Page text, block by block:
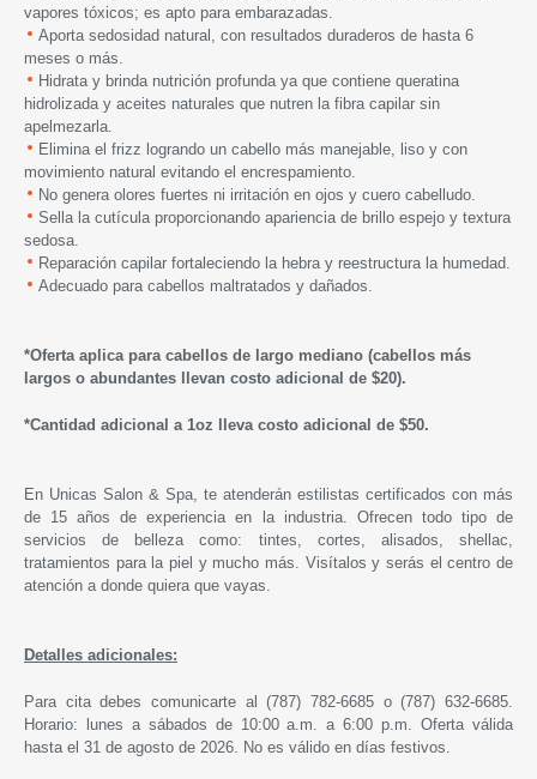
vapores tóxicos; es apto para embarazadas.
Aporta sedosidad natural, con resultados duraderos de hasta 6
meses o más.
Hidrata y brinda nutrición profunda ya que contiene queratina
hidrolizada y aceites naturales que nutren la fibra capilar sin
apelmezarla.
Elimina el frizz logrando un cabello más manejable, liso y con
movimiento natural evitando el encrespamiento.
No genera olores fuertes ni irritación en ojos y cuero cabelludo.
Sella la cutícula proporcionando apariencia de brillo espejo y textura
sedosa.
Reparación capilar fortaleciendo la hebra y reestructura la humedad.
Adecuado para cabellos maltratados y dañados.
*Oferta aplica para cabellos de largo mediano (cabellos más
largos o abundantes llevan costo adicional de $20).
*Cantidad adicional a 1oz lleva costo adicional de $50.
En Unicas Salon & Spa, te atenderán estilistas certificados con más
de 15 años de experiencia en la industria. Ofrecen todo tipo de
servicios de belleza como: tintes, cortes, alisados, shellac,
tratamientos para la piel y mucho más. Visítalos y serás el centro de
atención a donde quiera que vayas.
Detalles adicionales:
Para cita debes comunicarte al (787) 782-6685 o (787) 632-6685.
Horario: lunes a sábados de 10:00 a.m. a 6:00 p.m. Oferta válida
hasta el 31 de agosto de 2026. No es válido en días festivos.